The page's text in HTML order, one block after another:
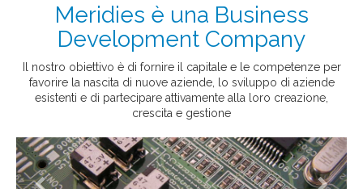
Meridies è una Business
Development Company
Il nostro obiettivo è di fornire il capitale e le competenze per
favorire la nascita di nuove aziende, lo sviluppo di aziende
esistenti e di partecipare attivamente alla loro creazione,
crescita e gestione